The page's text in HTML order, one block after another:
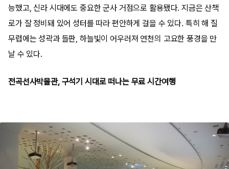
능했고, 신라 시대에도 중요한 군사 거점으로 활용됐다. 지금은 산책
로가 잘 정비돼 있어 성터를 따라 편안하게 걸을 수 있다. 특히 해 질
무렵에는 성곽과 들판, 하늘빛이 어우러져 연천의 고요한 풍경을 만
날 수 있다.
전곡선사박물관, 구석기 시대로 떠나는 무료 시간여행